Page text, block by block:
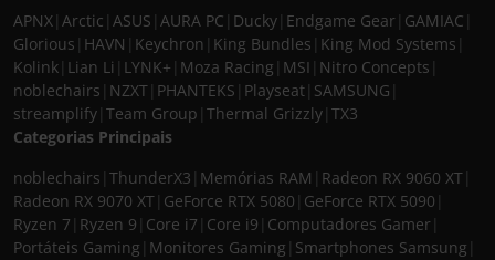
APNX Arctic ASUS AURA PC Ducky Endgame Gear GAMIAC
Glorious HAVN Keychron King Bundles King Mod Systems
Kolink Lian Li LYNK+ Moza Racing MSI Nitro Concepts
noblechairs NZXT PHANTEKS Playseat SAMSUNG
streamplify Team Group Thermal Grizzly TX3
Categorias Principais
noblechairs ThunderX3 Memórias RAM Radeon RX 9060 XT
Radeon RX 9070 XT GeForce RTX 5080 GeForce RTX 5090
Ryzen 7 Ryzen 9 Core i7 Core i9 Computadores Gamer
Portáteis Gaming Monitores Gaming Smartphones Samsung